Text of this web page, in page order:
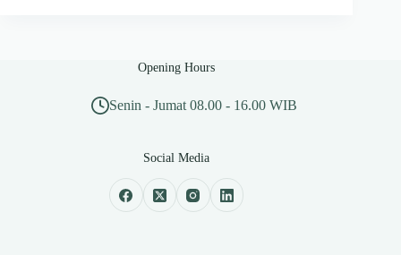
Opening Hours
Senin - Jumat 08.00 - 16.00 WIB
Social Media